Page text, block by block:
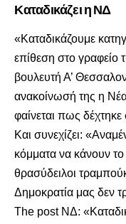
Καταδικάζει η ΝΔ
«Καταδικάζουμε
επίθεση στο γραφείο
βουλευτή Α’
ανακοίνωσή της η
φαίνεται πως
Και συνεχίζει:
κόμματα να κάνουν το
θρασύδειλοι
Δημοκρατία μας δεν
The post ΝΔ: